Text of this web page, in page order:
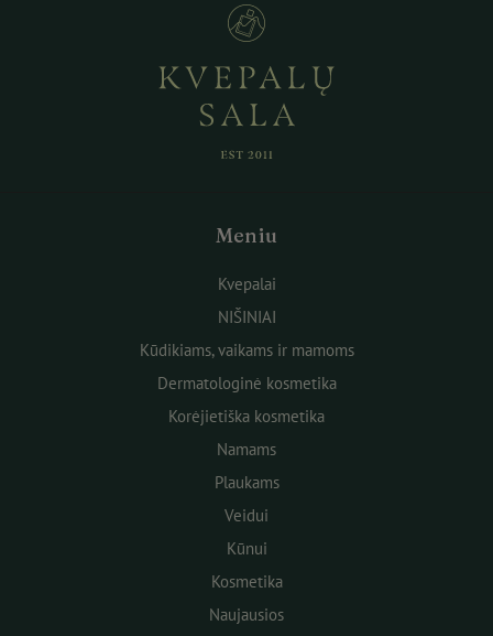
Meniu
Kvepalai
NIŠINIAI
Kūdikiams, vaikams ir mamoms
Dermatologinė kosmetika
Korėjietiška kosmetika
Namams
Plaukams
Veidui
Kūnui
Kosmetika
Naujausios